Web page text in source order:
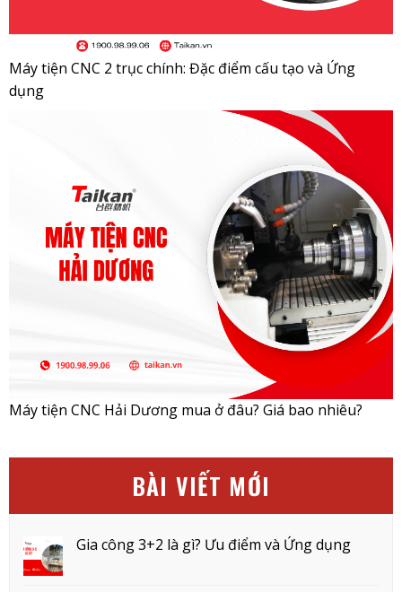
Máy tiện CNC 2 trục chính: Đặc điểm cấu tạo và Ứng
dụng
Máy tiện CNC Hải Dương mua ở đâu? Giá bao nhiêu?
BÀI VIẾT MỚI
Gia công 3+2 là gì? Ưu điểm và Ứng dụng